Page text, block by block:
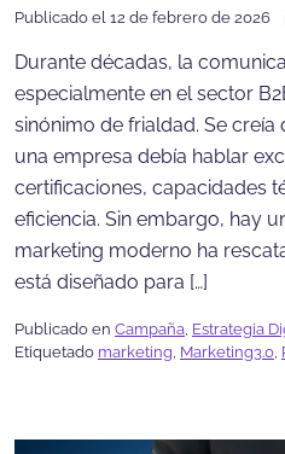
Publicado el 12 de febrero de 2026
Durante décadas, la
especialmente en el sector
sinónimo de frialdad. Se
una empresa debía hablar
certificaciones, capacidades
eficiencia. Sin embargo, hay
marketing moderno ha
está diseñado para […]
Publicado en Campaña, Estrategia
Etiquetado marketing, Marketing3.0,